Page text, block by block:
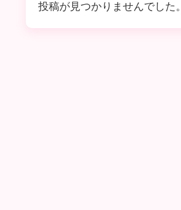
投稿が見つかりませんでした。